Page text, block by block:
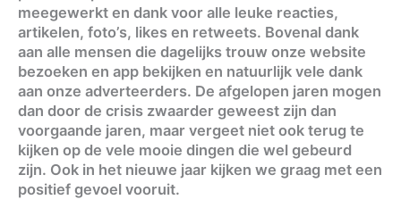
meegewerkt en dank voor alle leuke reacties,
artikelen, foto’s, likes en retweets. Bovenal dank
aan alle mensen die dagelijks trouw onze website
bezoeken en app bekijken en natuurlijk vele dank
aan onze adverteerders. De afgelopen jaren mogen
dan door de crisis zwaarder geweest zijn dan
voorgaande jaren, maar vergeet niet ook terug te
kijken op de vele mooie dingen die wel gebeurd
zijn. Ook in het nieuwe jaar kijken we graag met een
positief gevoel vooruit.